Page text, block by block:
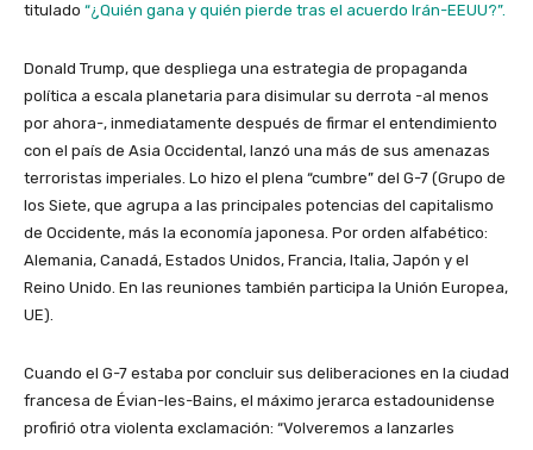
titulado “¿Quién gana y quién pierde tras el acuerdo Irán-EEUU?”.
Donald Trump, que despliega una estrategia de propaganda
política a escala planetaria para disimular su derrota -al menos
por ahora-, inmediatamente después de firmar el entendimiento
con el país de Asia Occidental, lanzó una más de sus amenazas
terroristas imperiales. Lo hizo el plena “cumbre” del G-7 (Grupo de
los Siete, que agrupa a las principales potencias del capitalismo
de Occidente, más la economía japonesa. Por orden alfabético:
Alemania, Canadá, Estados Unidos, Francia, Italia, Japón y el
Reino Unido. En las reuniones también participa la Unión Europea,
UE).
Cuando el G-7 estaba por concluir sus deliberaciones en la ciudad
francesa de Évian-les-Bains, el máximo jerarca estadounidense
profirió otra violenta exclamación: “Volveremos a lanzarles